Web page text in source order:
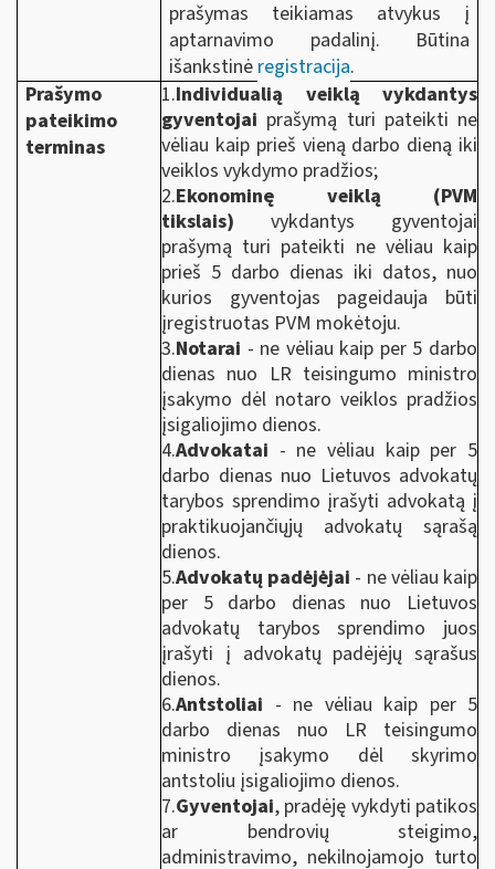
prašymas teikiamas atvykus į
aptarnavimo padalinį. Būtina
išankstinė registracija.
Prašymo
pateikimo
terminas
1.Individualią veiklą vykdantys
gyventojai prašymą turi pateikti ne
vėliau kaip prieš vieną darbo dieną iki
veiklos vykdymo pradžios;
2.Ekonominę veiklą (PVM
tikslais) vykdantys gyventojai
prašymą turi pateikti ne vėliau kaip
prieš 5 darbo dienas iki datos, nuo
kurios gyventojas pageidauja būti
įregistruotas PVM mokėtoju.
3.Notarai - ne vėliau kaip per 5 darbo
dienas nuo LR teisingumo ministro
įsakymo dėl notaro veiklos pradžios
įsigaliojimo dienos.
4.Advokatai - ne vėliau kaip per 5
darbo dienas nuo Lietuvos advokatų
tarybos sprendimo įrašyti advokatą į
praktikuojančiųjų advokatų sąrašą
dienos.
5.Advokatų padėjėjai - ne vėliau kaip
per 5 darbo dienas nuo Lietuvos
advokatų tarybos sprendimo juos
įrašyti į advokatų padėjėjų sąrašus
dienos.
6.Antstoliai - ne vėliau kaip per 5
darbo dienas nuo LR teisingumo
ministro įsakymo dėl skyrimo
antstoliu įsigaliojimo dienos.
7.Gyventojai, pradėję vykdyti patikos
ar bendrovių steigimo,
administravimo, nekilnojamojo turto